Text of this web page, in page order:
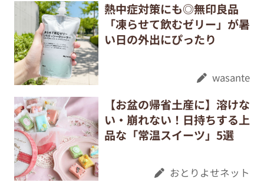
熱中症対策にも◎無印良品
「凍らせて飲むゼリー」が暑
い日の外出にぴったり
wasante
【お盆の帰省土産に】溶けな
い・崩れない！日持ちする上
品な「常温スイーツ」5選
おとりよせネット